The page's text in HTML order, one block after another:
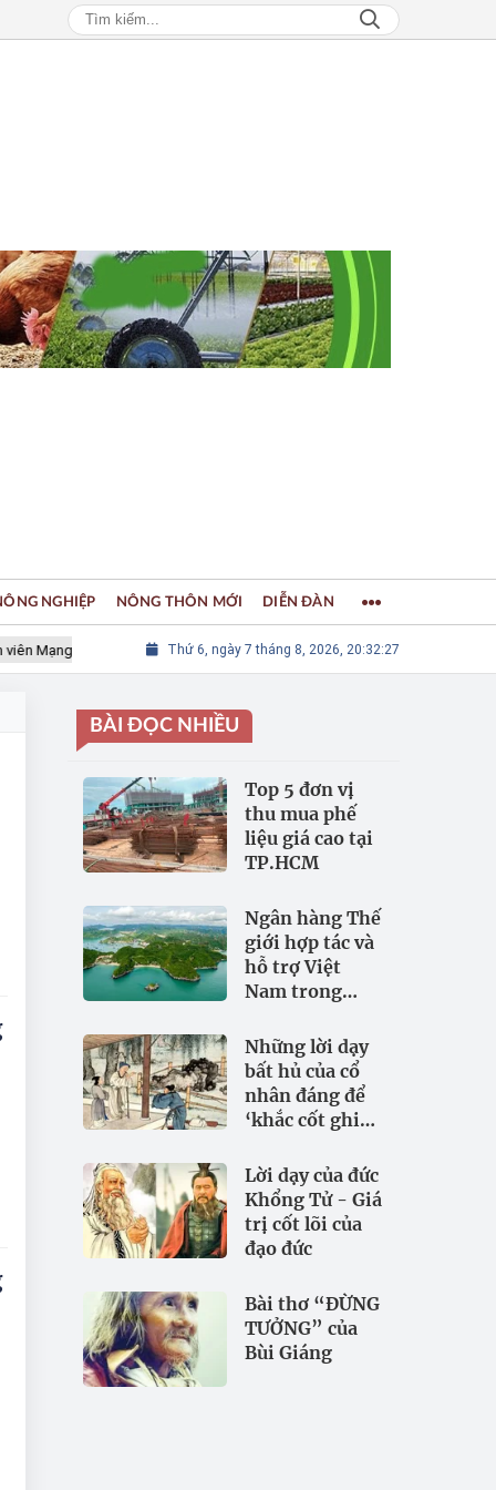
Mạng lưới các Thành phố Thủ công sáng tạo Thế giới
Thứ 6, ngày 7 tháng 8, 2026, 20:32:28
NGHIỆP NÔNG THÔN MỚI DIỄN ĐÀN
BÀI ĐỌC NHIỀU
Top 5 đơn vị
thu mua phế
liệu giá cao tại
TP.HCM
Ngân hàng Thế
giới hợp tác và
hỗ trợ Việt
Nam trong
ninh nguồn
nước
Những lời dạy
bất hủ của cổ
nhân đáng để
‘khắc cốt ghi
Lời dạy của đức
Khổng Tử - Giá
trị cốt lõi của
đạo đức
Bài thơ “ĐỪNG
TƯỞNG” của
Bùi Giáng